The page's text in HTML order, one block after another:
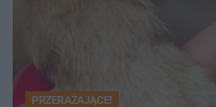
PRZERAŻAJĄCE!